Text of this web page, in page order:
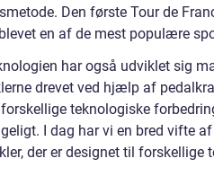
Den første Tour de
en af de mest populære
har også udviklet sig
drevet ved hjælp af
teknologiske
I dag har vi en bred vifte
der er designet til